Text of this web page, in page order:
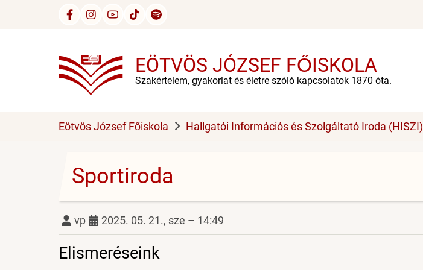
EÖTVÖS JÓZSEF FŐISKOLA
Szakértelem, gyakorlat és életre szóló kapcsolatok 1870 óta.
Eötvös József Főiskola Hallgatói Információs és Szolgáltató Iroda (HISZI)
Sportiroda
vp 2025. 05. 21., sze – 14:49
Elismeréseink